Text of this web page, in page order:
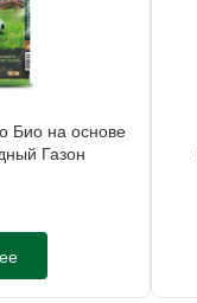
Био на основе
Газон